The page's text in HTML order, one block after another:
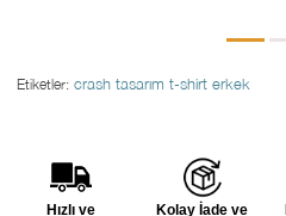
Etiketler: crash tasarım t-shirt erkek
Hızlı ve
Kolay İade ve